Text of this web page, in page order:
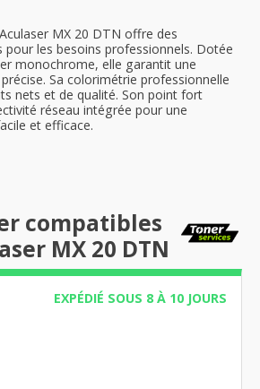
MX 20 DTN offre des
les besoins professionnels. Dotée
monochrome, elle garantit une
Sa colorimétrie professionnelle
nets et de qualité. Son point fort
réseau intégrée pour une
et efficace.
compatibles
MX 20 DTN
EXPÉDIÉ SOUS 8 À 10 JOURS